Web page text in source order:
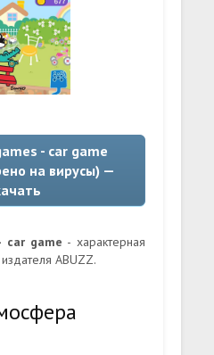
- car game
на вирусы) —
car game - характерная
ABUZZ.